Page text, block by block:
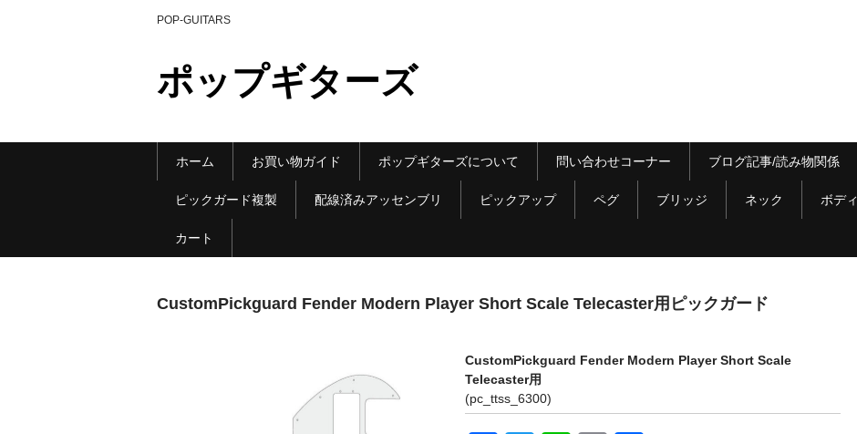
POP-GUITARS
ポップギターズ
ホーム お買い物ガイド ポップギターズについて 問い合わせコーナー ブログ記事/読み物関係
ピックガード複製 配線済みアッセンブリ ピックアップ ペグ ブリッジ ネック ボディ
カート
CustomPickguard Fender Modern Player Short Scale Telecaster用ピックガード
CustomPickguard Fender Modern Player Short Scale
Telecaster用
(pc_ttss_6300)